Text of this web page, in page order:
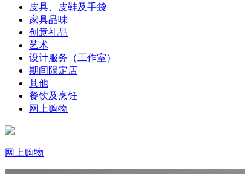
皮具、皮鞋及手袋
家具品味
创意礼品
艺术
设计服务（工作室）
期间限定店
其他
餐饮及烹饪
网上购物
网上购物